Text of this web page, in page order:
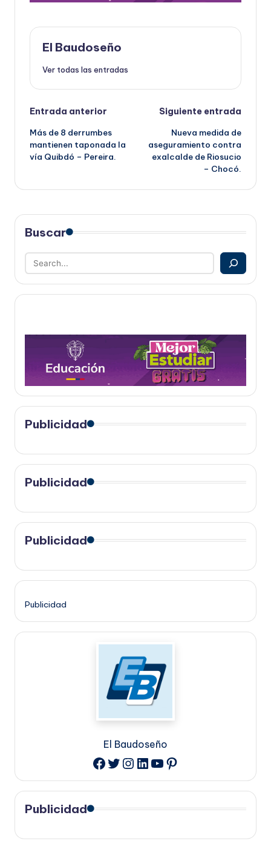
El Baudoseño
Ver todas las entradas
Navegación
de
entradas
Entrada anterior
Más de 8 derrumbes
mantienen taponada la
vía Quibdó – Pereira.
Siguiente entrada
Nueva medida de
aseguramiento contra
exalcalde de Riosucio
– Chocó.
Buscar
Publicidad
Publicidad
Publicidad
Publicidad
El Baudoseño
Facebook
Twitter
Instagram
LinkedIn
YouTube
Pinterest
Publicidad